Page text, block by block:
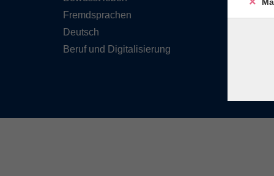
Fremdsprachen
Deutsch
Beruf und Digitalisierung